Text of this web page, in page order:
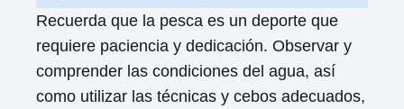
Recuerda que la pesca es un deporte que
requiere paciencia y dedicación. Observar y
comprender las condiciones del agua, así
como utilizar las técnicas y cebos adecuados,